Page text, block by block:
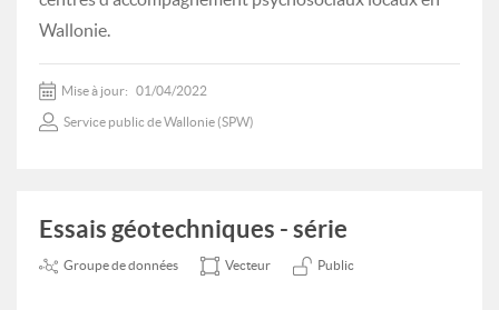
Wallonie.
Mise à jour: 01/04/2022
Service public de Wallonie (SPW)
Essais géotechniques - série
Groupe de données Vecteur Public